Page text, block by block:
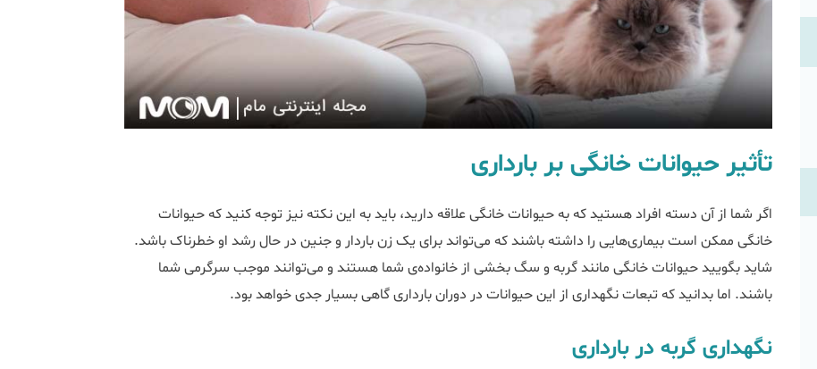
تأثیر حیوانات خانگی بر بارداری
اگر شما از آن دسته افراد هستید که به حیوانات خانگی علاقه دارید، باید به این نکته نیز توجه کنید که حیوانات
خانگی ممکن است بیماری‌هایی را داشته باشند که می‌تواند برای یک زن باردار و جنین در حال رشد او خطرناک باشد.
شاید بگویید حیوانات خانگی مانند گربه و سگ بخشی از خانواده‌ی شما هستند و می‌توانند موجب سرگرمی شما
باشند. اما بدانید که تبعات نگهداری از این حیوانات در دوران بارداری گاهی بسیار جدی خواهد بود.
نگهداری گربه در بارداری